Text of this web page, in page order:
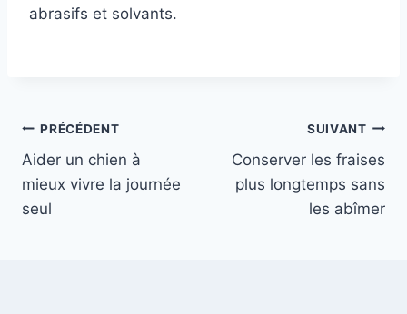
abrasifs et solvants.
Navigation
de
l’article
PRÉCÉDENT
Aider un chien à
mieux vivre la journée
seul
SUIVANT
Conserver les fraises
plus longtemps sans
les abîmer